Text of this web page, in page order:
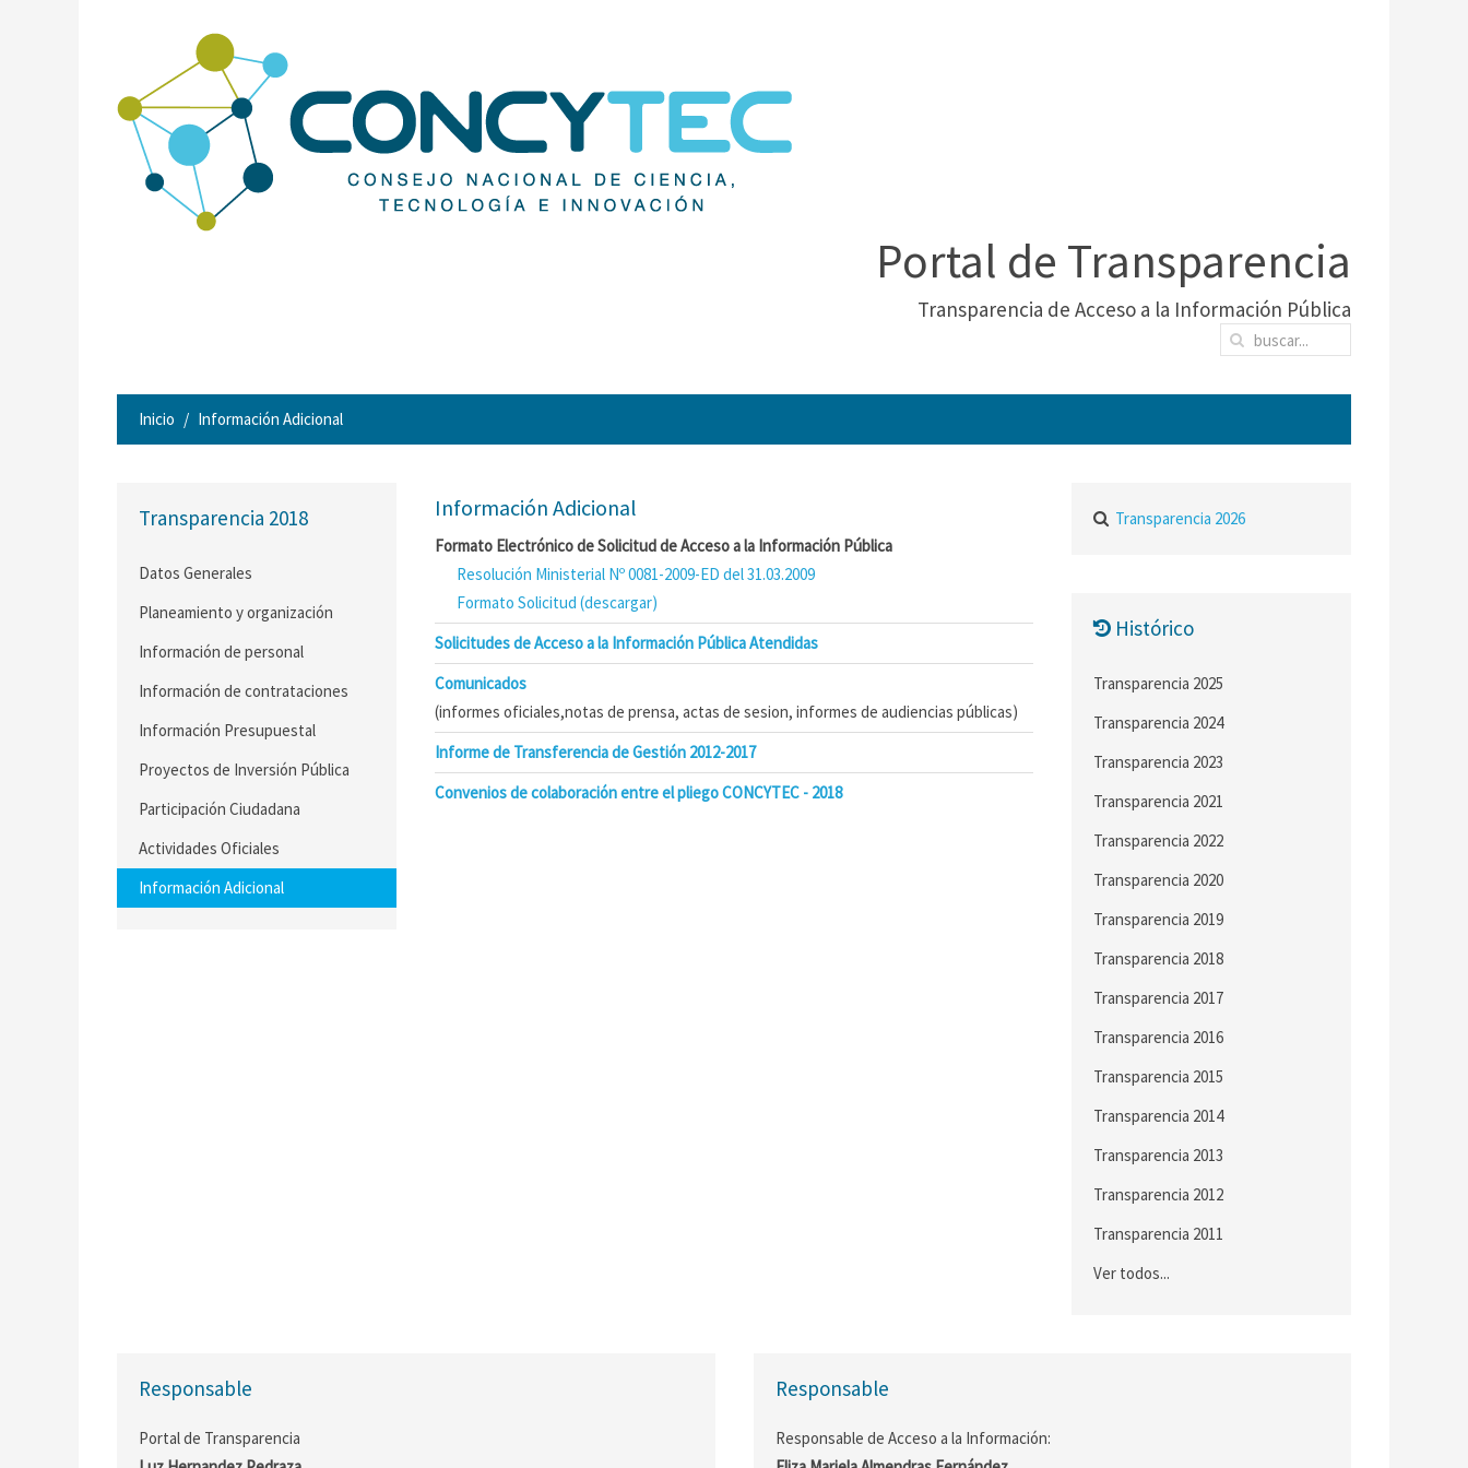
Portal de Transparencia
Transparencia de Acceso a la Información Pública
Inicio Información Adicional
Información Adicional
Formato Electrónico de Solicitud de Acceso a la Información Pública
Resolución Ministerial Nº 0081-2009-ED del 31.03.2009
Formato Solicitud (descargar)
Solicitudes de Acceso a la Información Pública Atendidas
Comunicados
(informes oficiales,notas de prensa, actas de sesion, informes de audiencias públicas)
Informe de Transferencia de Gestión 2012-2017
Convenios de colaboración entre el pliego CONCYTEC - 2018
Transparencia 2018
Datos Generales
Planeamiento y organización
Información de personal
Información de contrataciones
Información Presupuestal
Proyectos de Inversión Pública
Participación Ciudadana
Actividades Oficiales
Información Adicional
Transparencia 2026
Histórico
Transparencia 2025
Transparencia 2024
Transparencia 2023
Transparencia 2021
Transparencia 2022
Transparencia 2020
Transparencia 2019
Transparencia 2018
Transparencia 2017
Transparencia 2016
Transparencia 2015
Transparencia 2014
Transparencia 2013
Transparencia 2012
Transparencia 2011
Ver todos...
Responsable
Portal de Transparencia
Responsable
Responsable de Acceso a la Información: